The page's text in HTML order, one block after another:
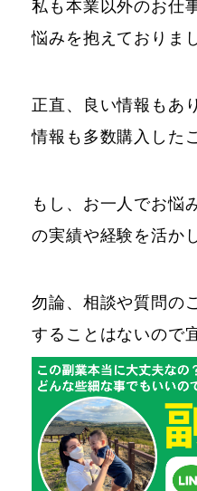
私も本業以外のお仕
悩みを抱えておりま
正直、良い情報もあ
情報も多数購入した
もし、お一人でお悩
の実績や経験を活か
勿論、相談や質問の
することはないので